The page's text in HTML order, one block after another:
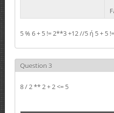
5 % 6 + 5 != 2**3 +12 //5 ή 5 + 5
Question 3
8 / 2 ** 2 + 2 <= 5